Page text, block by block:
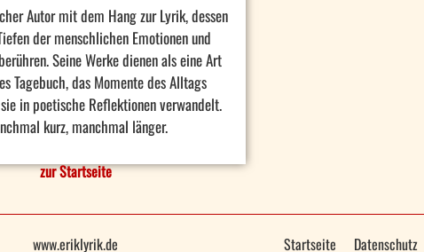
Autor mit dem Hang zur Lyrik, dessen
der menschlichen Emotionen und
Seine Werke dienen als eine Art
Tagebuch, das Momente des Alltags
in poetische Reflektionen verwandelt.
kurz, manchmal länger.
zur Startseite
www.eriklyrik.de Startseite Datenschutz